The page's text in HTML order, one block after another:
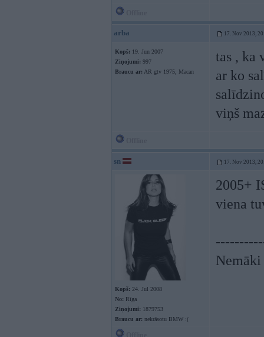
arba 17. Nov 2013,
Kopš: 19. Jun 2007
Ziņojumi: 997
Braucu ar: AR gtv 1975, Macan
tas , ka
ar ko
viņš
sn 17. Nov 2013,
Kopš: 24. Jul 2008
No: Rīga
Ziņojumi: 1879753
Braucu ar: nekrāsotu BMW :(
2005+
viena